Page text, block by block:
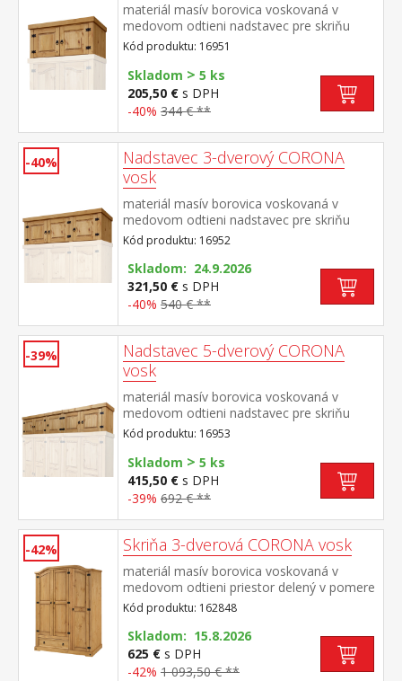
materiál masív borovica voskovaná v
medovom odtieni nadstavec pre skriňu
162820 súčasť zostavy Corona
Kód produktu: 16951
Skladom > 5 ks
205,50 € s DPH
-40% 344 € **
-40%
Nadstavec 3-dverový CORONA
vosk
materiál masív borovica voskovaná v
medovom odtieni nadstavec pre skriňu
162818 súčasť zostavy Corona
Kód produktu: 16952
Skladom: 24.9.2026
321,50 € s DPH
-40% 540 € **
-39%
Nadstavec 5-dverový CORONA
vosk
materiál masív borovica voskovaná v
medovom odtieni nadstavec pre skriňu
162819 súčasť zostavy Corona
Kód produktu: 16953
Skladom > 5 ks
415,50 € s DPH
-39% 692 € **
-42% Skriňa 3-dverová CORONA vosk
materiál masív borovica voskovaná v
medovom odtieni priestor delený v pomere
2:1 širšia časť šatníková tyč a polica na
klobúky, v spodnej časti široká
zásuvka užšia časť 3 police z toho 2
variabilné kovové ozdobné úchytky súčasť
zostavy Corona
Kód produktu: 162848
Skladom: 15.8.2026
625 € s DPH
-42% 1 093,50 € **